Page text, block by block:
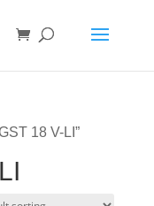
18 V-LI”